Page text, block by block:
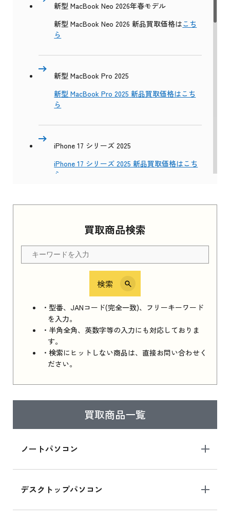
買取商品検索
検索
・型番、JANコード(完全一致)、フリーキーワード
を入力。
・半角全角、英数字等の入力にも対応しておりま
す。
・検索にヒットしない商品は、直接お問い合わせく
ださい。
買取商品一覧
ノートパソコン
デスクトップパソコン
新型 MacBook Neo 2026年春モデル
新型 MacBook Neo 2026 新品買取価格はこち
ら
新型 MacBook Pro 2025
新型 MacBook Pro 2025 新品買取価格はこち
ら
iPhone 17 シリーズ 2025
iPhone 17 シリーズ 2025 新品買取価格はこち
ら
Apple Watch Series 11 2025 新品買取価格はこ
ちら
iPhone 16e シリーズ 2025
iPhone 16e シリーズ 2025 新品買取価格はこち
ら
iPad 11インチ 2025年春モデル
はこちら
ら
iPad mini シリーズ 2024
iPad mini 8.3インチ の新品買取価格